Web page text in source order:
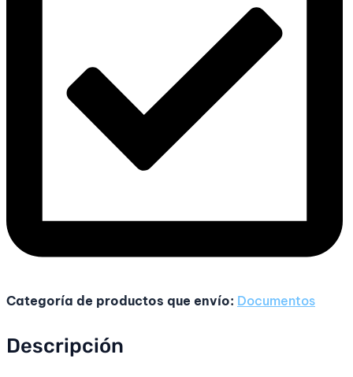
Categoría de productos que envío: Documentos
Descripción